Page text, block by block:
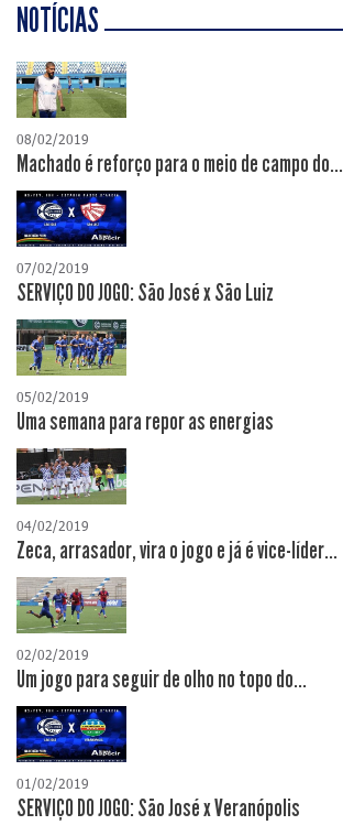
NOTÍCIAS
08/02/2019
Machado é reforço para o meio de campo do...
07/02/2019
SERVIÇO DO JOGO: São José x São Luiz
05/02/2019
Uma semana para repor as energias
04/02/2019
Zeca, arrasador, vira o jogo e já é vice-líder...
02/02/2019
Um jogo para seguir de olho no topo do...
01/02/2019
SERVIÇO DO JOGO: São José x Veranópolis